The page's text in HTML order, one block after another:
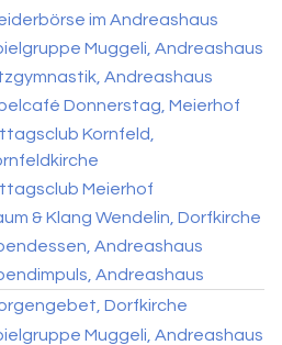
im Andreashaus
Muggeli, Andreashaus
Andreashaus
Donnerstag, Meierhof
Kornfeld,
Meierhof
& Klang Wendelin, Dorfkirche
Andreashaus
Andreashaus
Dorfkirche
Muggeli, Andreashaus